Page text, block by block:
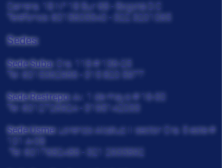
Carrera. 18 N° 18 Sur 68 - Bogotá D.C
Teléfonos: 6015605540 - 322 3201065
Sedes:
Sede Suba: Cra. 118 # 136-25
Tel: 6015362966 - 315 820 5977
Sede Restrepo: Av. 1 de mayo # 16-30
Tel: 6012726924- 3195142033
Sede Usme: Lorenzo Alcatuz II sector Cra. 5 este #
101 A-08
Tel: 6017682486 - 321 2935892